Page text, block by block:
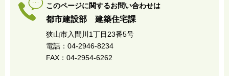
このページに関するお問い合わせは
都市建設部 建築住宅課
狭山市入間川1丁目23番5号
電話：04-2946-8234
FAX：04-2954-6262